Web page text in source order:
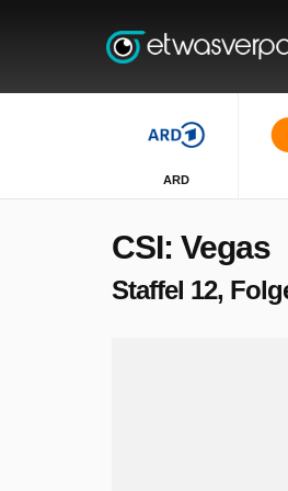
ARD
CSI: Vegas
Staffel 12,